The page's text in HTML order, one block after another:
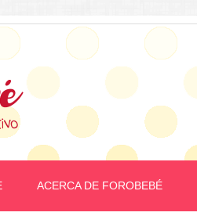
ACERCA DE FOROBEBÉ